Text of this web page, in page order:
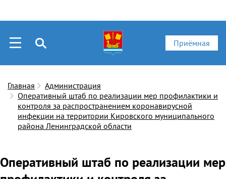
Приёмная
Главная
Администрация
Оперативный штаб по реализации мер профилактики и
контроля за распространением коронавирусной
инфекции на территории Кировского муниципального
района Ленинградской области
Оперативный штаб по реализации мер